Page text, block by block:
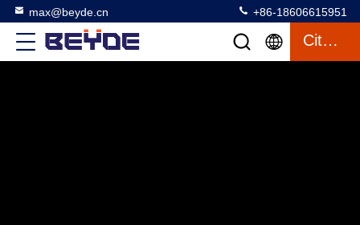
max@beyde.cn +86-18606615951
Citation